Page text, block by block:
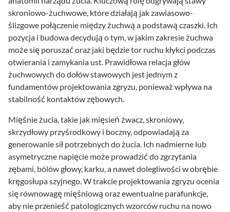
skroniowo-żuchwowe, które działają jak zawiasowo-
ślizgowe połączenie między żuchwą a podstawą czaszki. Ich
pozycja i budowa decydują o tym, w jakim zakresie żuchwa
może się poruszać oraz jaki będzie tor ruchu kłykci podczas
otwierania i zamykania ust. Prawidłowa relacja głów
żuchwowych do dołów stawowych jest jednym z
fundamentów projektowania zgryzu, ponieważ wpływa na
stabilność kontaktów zębowych.
Mięśnie żucia, takie jak mięsień żwacz, skroniowy,
skrzydłowy przyśrodkowy i boczny, odpowiadają za
generowanie sił potrzebnych do żucia. Ich nadmierne lub
asymetryczne napięcie może prowadzić do zgrzytania
zębami, bólów głowy, karku, a nawet dolegliwości w obrębie
kręgosłupa szyjnego. W trakcie projektowania zgryzu ocenia
się równowagę mięśniową oraz ewentualne parafunkcje,
aby nie przenieść patologicznych wzorców ruchu na nowo